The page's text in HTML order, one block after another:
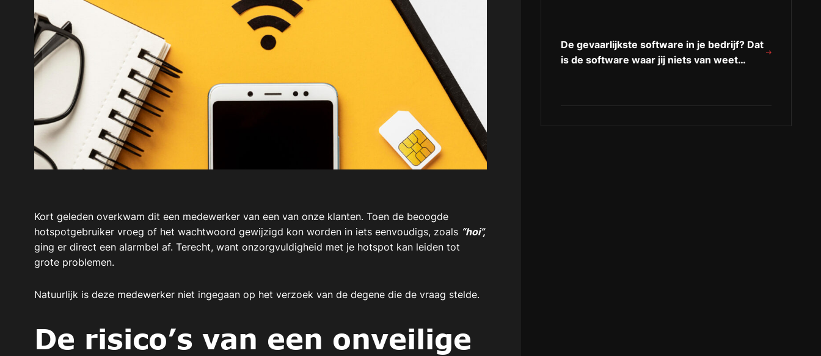
Kort geleden overkwam dit een medewerker van een van onze klanten. Toen de beoogde
hotspotgebruiker vroeg of het wachtwoord gewijzigd kon worden in iets eenvoudigs, zoals “hoi”,
ging er direct een alarmbel af. Terecht, want onzorgvuldigheid met je hotspot kan leiden tot
grote problemen.
Natuurlijk is deze medewerker niet ingegaan op het verzoek van de degene die de vraag stelde.
De risico’s van een onveilige
De gevaarlijkste software in je bedrijf? Dat
is de software waar jij niets van weet…